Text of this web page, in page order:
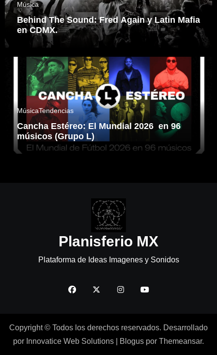
Música
Behind The Sound: Fred Again y Latin Mafia
en CDMX.
MúsicaTendencias
Cancha Estéreo: El Mundial 2026 en 96
músicos (Grupo L)
Planisferio MX
Plataforma de Ideas Imagenes y Sonidos
Copyright © Todos los derechos reservados. Desarrollado
por Innovatice Web Solutions
Blogus por Themeansar.